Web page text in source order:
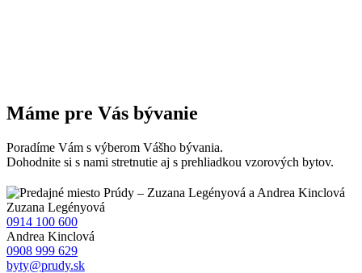
Máme pre Vás bývanie
Poradíme Vám s výberom Vášho bývania.
Dohodnite si s nami stretnutie aj s prehliadkou vzorových bytov.
Zuzana Legényová
0914 100 600
Andrea Kinclová
0908 999 629
byty@prudy.sk